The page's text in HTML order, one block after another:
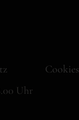
Cookies
Uhr